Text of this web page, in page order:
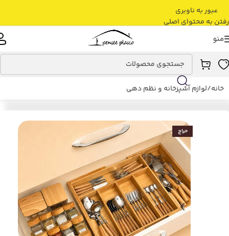
عبور به ناوبری
رفتن به محتوای اصلی
منو
خانه/لوازم آشپزخانه و نظم دهی
حراج